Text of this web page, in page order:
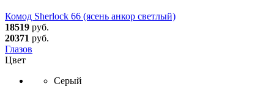
Комод Sherlock 66 (ясень анкор светлый)
18519 руб.
20371 руб.
Глазов
Цвет
Серый